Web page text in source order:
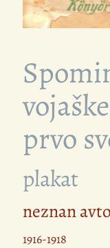
prvo
plakat
neznan
1916-1918